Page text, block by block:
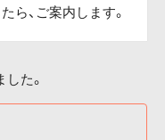
ら、ご案内します。
た。